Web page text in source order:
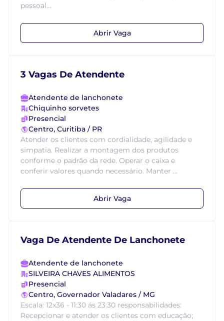
pessoal...
Abrir Vaga
3 Vagas De Atendente
Atendente de lanchonete
Chiquinho sorvetes
Presencial
Centro, Curitiba / PR
Atender os clientes com cordialidade, agilidade e
simpatia. Realizar a montagem dos produtos
conforme o padrão da rede. Operar o caixa e
conferir valores quando necessário. Manter ...
Abrir Vaga
Vaga De Atendente De Lanchonete
Atendente de lanchonete
SILVEIRA CHAVES ALIMENTOS
Presencial
Centro, Governador Valadares / MG
Escala: 12x36 - 11:30 ás 23:30 responsabilidades:
Recepcionar e atender os clientes com educação;